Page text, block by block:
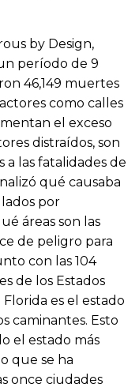
by Design,
período de 9
46,149 muertes
como calles
el exceso
distraídos, son
las fatalidades de
qué causaba
por
áreas son las
de peligro para
con las 104
de los Estados
es el estado
caminantes. Esto
el estado más
que se ha
once ciudades